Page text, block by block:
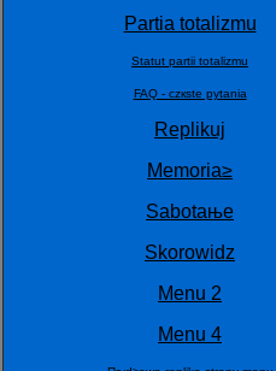
Partia totalizmu
Statut partii totalizmu
FAQ - czкste pytania
Replikuj
Memoria≥
Sabotaњe
Skorowidz
Menu 2
Menu 4